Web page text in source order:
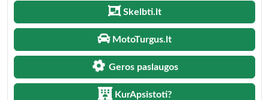
Skelbti.lt
MotoTurgus.lt
Geros paslaugos
KurApsistoti?